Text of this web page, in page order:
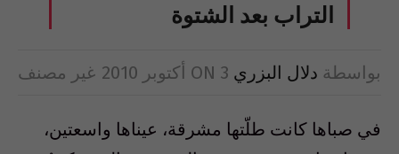
التراب بعد الشتوة
بواسطة دلال البزري ON 3 أكتوبر 2010 غير مصنف
في صباها كانت طلّتها مشرقة، عيناها واسعتين،